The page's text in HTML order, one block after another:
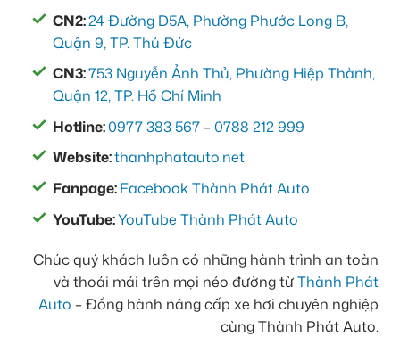
CN2:24 Đường D5A, Phường Phước Long B,
Quận 9, TP. Thủ Đức
CN3:753 Nguyễn Ảnh Thủ, Phường Hiệp Thành,
Quận 12, TP. Hồ Chí Minh
Hotline:0977 383 567 –0788 212 999
Website:thanhphatauto.net
Fanpage:Facebook Thành Phát Auto
YouTube:YouTube Thành Phát Auto
Chúc quý khách luôn có những hành trình an toàn
và thoải mái trên mọi nẻo đường từThành Phát
Auto – Đồng hành nâng cấp xe hơi chuyên nghiệp
cùng Thành Phát Auto.